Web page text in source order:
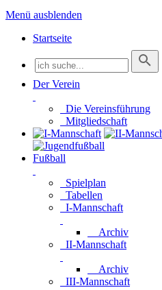
Menü ausblenden
Startseite
Der Verein
Die Vereinsführung
Mitgliedschaft
Fußball
Spielplan
Tabellen
I-Mannschaft
Archiv
II-Mannschaft
Archiv
III-Mannschaft